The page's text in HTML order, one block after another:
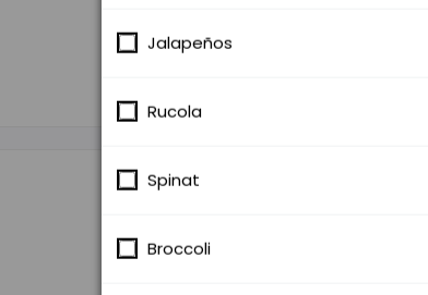
Jalapeños
Rucola
Spinat
Broccoli